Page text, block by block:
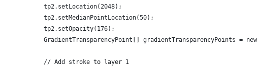
            tp2.setLocation(2048);
            tp2.setMedianPointLocation(50);
            tp2.setOpacity(176);
GradientTransparencyPoint[] gradientTransparencyPoints =
            // Add stroke to layer 1